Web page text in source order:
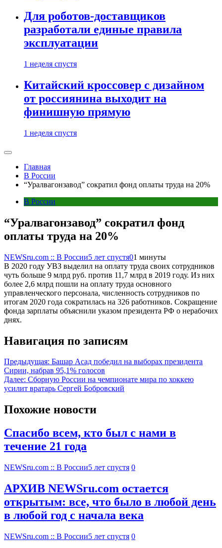
Для роботов-доставщиков
разработали единые правила
эксплуатации
1 неделя спустя
Китайский кроссовер с дизайном
от россиянина выходит на
финишную прямую
1 неделя спустя
Главная
В России
“Уралвагонзавод” сократил фонд оплаты труда на 20%
В России
“Уралвагонзавод” сократил фонд
оплаты труда на 20%
NEWSru.com :: В России5 лет спустя01 минуты
В 2020 году УВЗ выделил на оплату труда своих сотрудников
чуть больше 9 млрд руб. против 11,7 млрд в 2019 году. Из них
более 2,6 млрд пошли на оплату труда основного
управленческого персонала, численность сотрудников по
итогам 2020 года сократилась на 326 работников. Сокращение
фонда зарплаты объяснили указом президента РФ о нерабочих
днях.
Навигация по записям
Предыдущая: Башар Асад победил на выборах президента
Сирии, набрав 95,1% голосов
Далее: Сборную России на чемпионате мира по хоккею
усилит вратарь Сергей Бобровский
Похожие новости
Спасибо всем, кто был с нами в
течение 21 года
NEWSru.com :: В России5 лет спустя 0
АРХИВ NEWSru.com остается
открытым: все, что было в любой день
в любой год с начала века
NEWSru.com :: В России5 лет спустя 0